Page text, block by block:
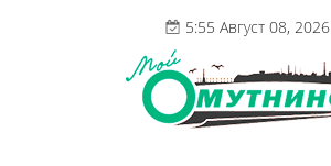
5:55 Август 08, 2026